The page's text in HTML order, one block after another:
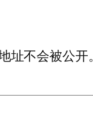
址不会被公开。